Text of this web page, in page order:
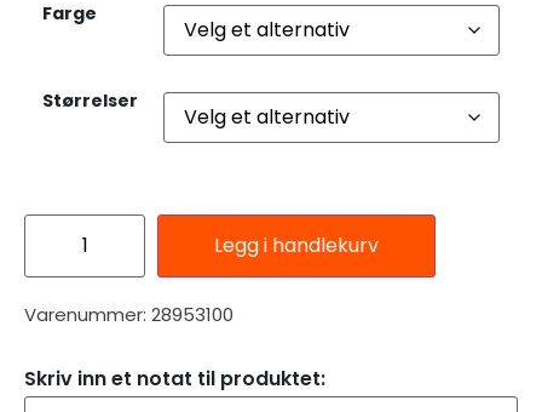
Farge
Størrelser
Legg i handlekurv
Varenummer: 28953100
Skriv inn et notat til produktet: